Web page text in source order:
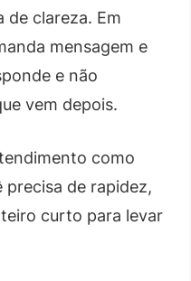
de clareza. Em
mensagem e
e não
vem depois.
como
de rapidez,
curto para levar